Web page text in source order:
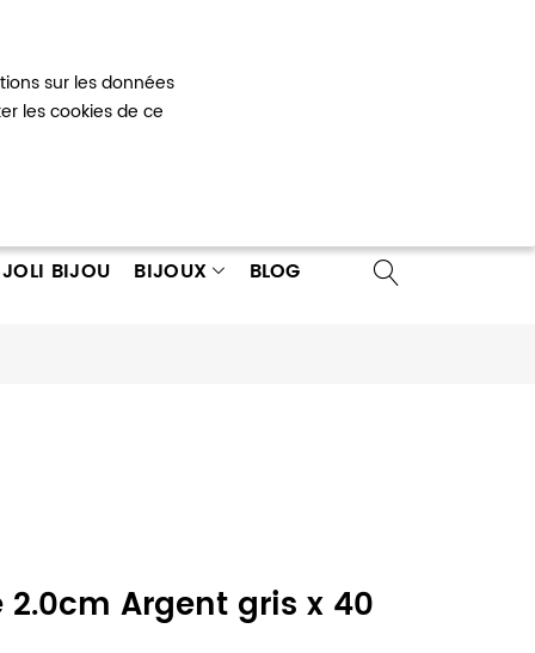
sur les données
les cookies de ce
compte
BIJOU BIJOUX BLOG
Argent gris x 40